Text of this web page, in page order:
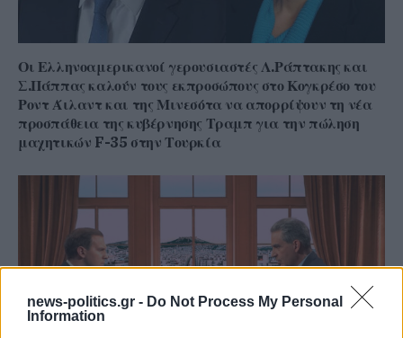
news-politics.gr - Do Not Process My Personal
Information
Οι Ελληνοαμερικανοί γερουσιαστές Λ.Ράπτακης και
Σ.Πάππας καλούν τους εκπροσώπους στο Κογκρέσο του
Ροντ Άιλαντ και της Μινεσότα να απορρίψουν τη νέα
προσπάθεια της κυβέρνησης Τραμπ για την πώληση
μαχητικών F-35 στην Τουρκία